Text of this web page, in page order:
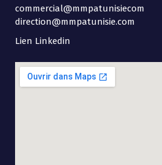
commercial@mmpatunisiecom
direction@mmpatunisie.com
Lien Linkedin